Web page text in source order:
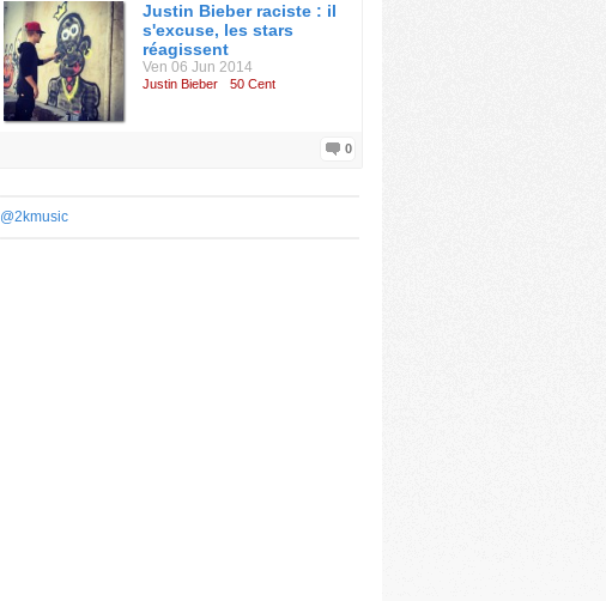
Justin Bieber raciste : il
s'excuse, les stars
réagissent
Ven 06 Jun 2014
Justin Bieber 50 Cent
0
@2kmusic